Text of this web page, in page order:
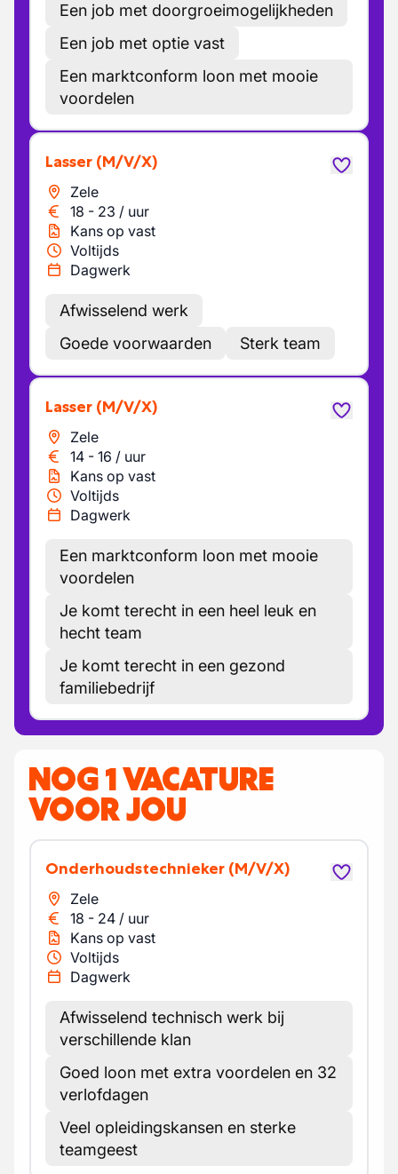
Een job met doorgroeimogelijkheden
Een job met optie vast
Een marktconform loon met mooie
voordelen
Lasser (M/V/X)
Zele
18 - 23 / uur
Kans op vast
Voltijds
Dagwerk
Afwisselend werk
Goede voorwaarden
Sterk team
Lasser (M/V/X)
Zele
14 - 16 / uur
Kans op vast
Voltijds
Dagwerk
Een marktconform loon met mooie
voordelen
Je komt terecht in een heel leuk en
hecht team
Je komt terecht in een gezond
familiebedrijf
NOG 1 VACATURE
VOOR JOU
Onderhoudstechnieker (M/V/X)
Zele
18 - 24 / uur
Kans op vast
Voltijds
Dagwerk
Afwisselend technisch werk bij
verschillende klan
Goed loon met extra voordelen en 32
verlofdagen
Veel opleidingskansen en sterke
teamgeest